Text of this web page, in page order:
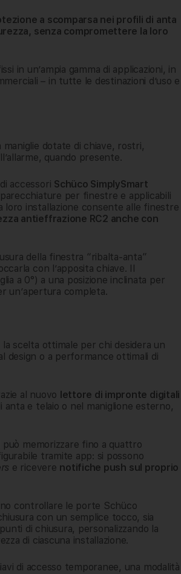
a scomparsa nei profili di anta
senza compromettere la loro
in un’ampia gamma di applicazioni, in
– in tutte le destinazioni d’uso e
dotate di chiave, rostri,
quando presente.
accessori Schüco SimplySmart
per finestre e applicabili
loro installazione consente alle finestre
antieffrazione RC2 anche con
della finestra “ribalta-anta”
con l’apposita chiave. Il
a 0°) a una posizione inclinata per
un’apertura completa.
scelta ottimale per chi desidera un
design o a performance ottimali di
al nuovo lettore di impronte digitali
anta e telaio o nel maniglione esterno,
può memorizzare fino a quattro
tramite app: si possono
e ricevere notifiche push sul proprio
controllare le porte Schüco
con un semplice tocco, sia
di chiusura, personalizzando la
di ciascuna installazione.
di accesso temporanee, una modalità